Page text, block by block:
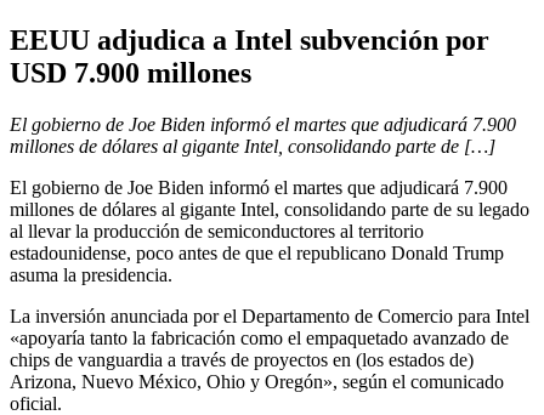
EEUU adjudica a Intel subvención por
USD 7.900 millones
El gobierno de Joe Biden informó el martes que adjudicará 7.900
millones de dólares al gigante Intel, consolidando parte de […]
El gobierno de Joe Biden informó el martes que adjudicará 7.900
millones de dólares al gigante Intel, consolidando parte de su legado
al llevar la producción de semiconductores al territorio
estadounidense, poco antes de que el republicano Donald Trump
asuma la presidencia.
La inversión anunciada por el Departamento de Comercio para Intel
«apoyaría tanto la fabricación como el empaquetado avanzado de
chips de vanguardia a través de proyectos en (los estados de)
Arizona, Nuevo México, Ohio y Oregón», según el comunicado
oficial.